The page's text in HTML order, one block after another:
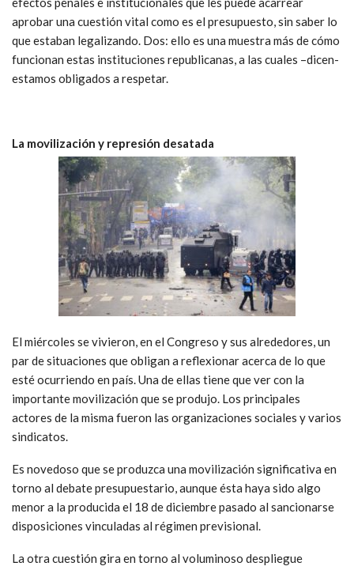
aprobar una cuestión vital como es el presupuesto, sin saber lo
que estaban legalizando. Dos: ello es una muestra más de cómo
funcionan estas instituciones republicanas, a las cuales –dicen-
estamos obligados a respetar.
La movilización y represión desatada
El miércoles se vivieron, en el Congreso y sus alrededores, un
par de situaciones que obligan a reflexionar acerca de lo que
esté ocurriendo en país. Una de ellas tiene que ver con la
importante movilización que se produjo. Los principales
actores de la misma fueron las organizaciones sociales y varios
sindicatos.
Es novedoso que se produzca una movilización significativa en
torno al debate presupuestario, aunque ésta haya sido algo
menor a la producida el 18 de diciembre pasado al sancionarse
disposiciones vinculadas al régimen previsional.
La otra cuestión gira en torno al voluminoso despliegue